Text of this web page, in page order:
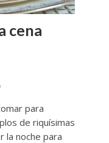
cena
para
de riquísimas
la noche para